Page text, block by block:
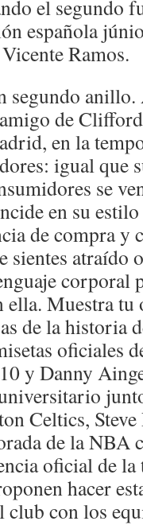
el segundo
española
Ramos.
segundo
de
en la
igual que
se
en su
de compra y
sientes atraído
corporal
ella. Muestra
de la historia
oficiales
y Danny
Celtics,
de la NBA
oficial de la
hacer
club con los